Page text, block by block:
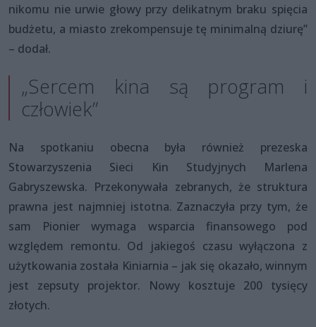
nikomu nie urwie głowy przy delikatnym braku spięcia
budżetu, a miasto zrekompensuje tę minimalną dziurę”
– dodał.
„Sercem kina są program i
człowiek”
Na spotkaniu obecna była również prezeska
Stowarzyszenia Sieci Kin Studyjnych Marlena
Gabryszewska. Przekonywała zebranych, że struktura
prawna jest najmniej istotna. Zaznaczyła przy tym, że
sam Pionier wymaga wsparcia finansowego pod
względem remontu. Od jakiegoś czasu wyłączona z
użytkowania została Kiniarnia – jak się okazało, winnym
jest zepsuty projektor. Nowy kosztuje 200 tysięcy
złotych.